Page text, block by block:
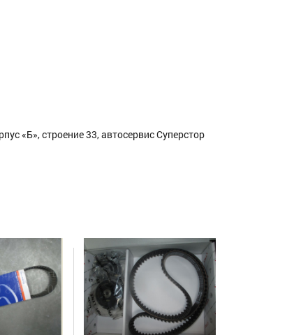
«Б», строение 33, автосервис Суперстор